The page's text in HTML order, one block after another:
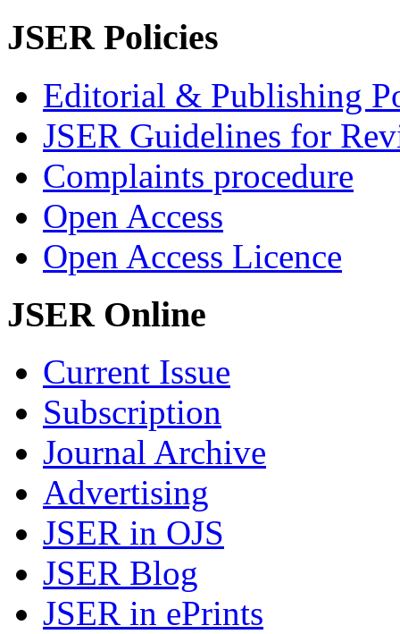
JSER Policies
Editorial & Publishing
JSER Guidelines for
Complaints procedure
Open Access
Open Access Licence
JSER Online
Current Issue
Subscription
Journal Archive
Advertising
JSER in OJS
JSER Blog
JSER in ePrints